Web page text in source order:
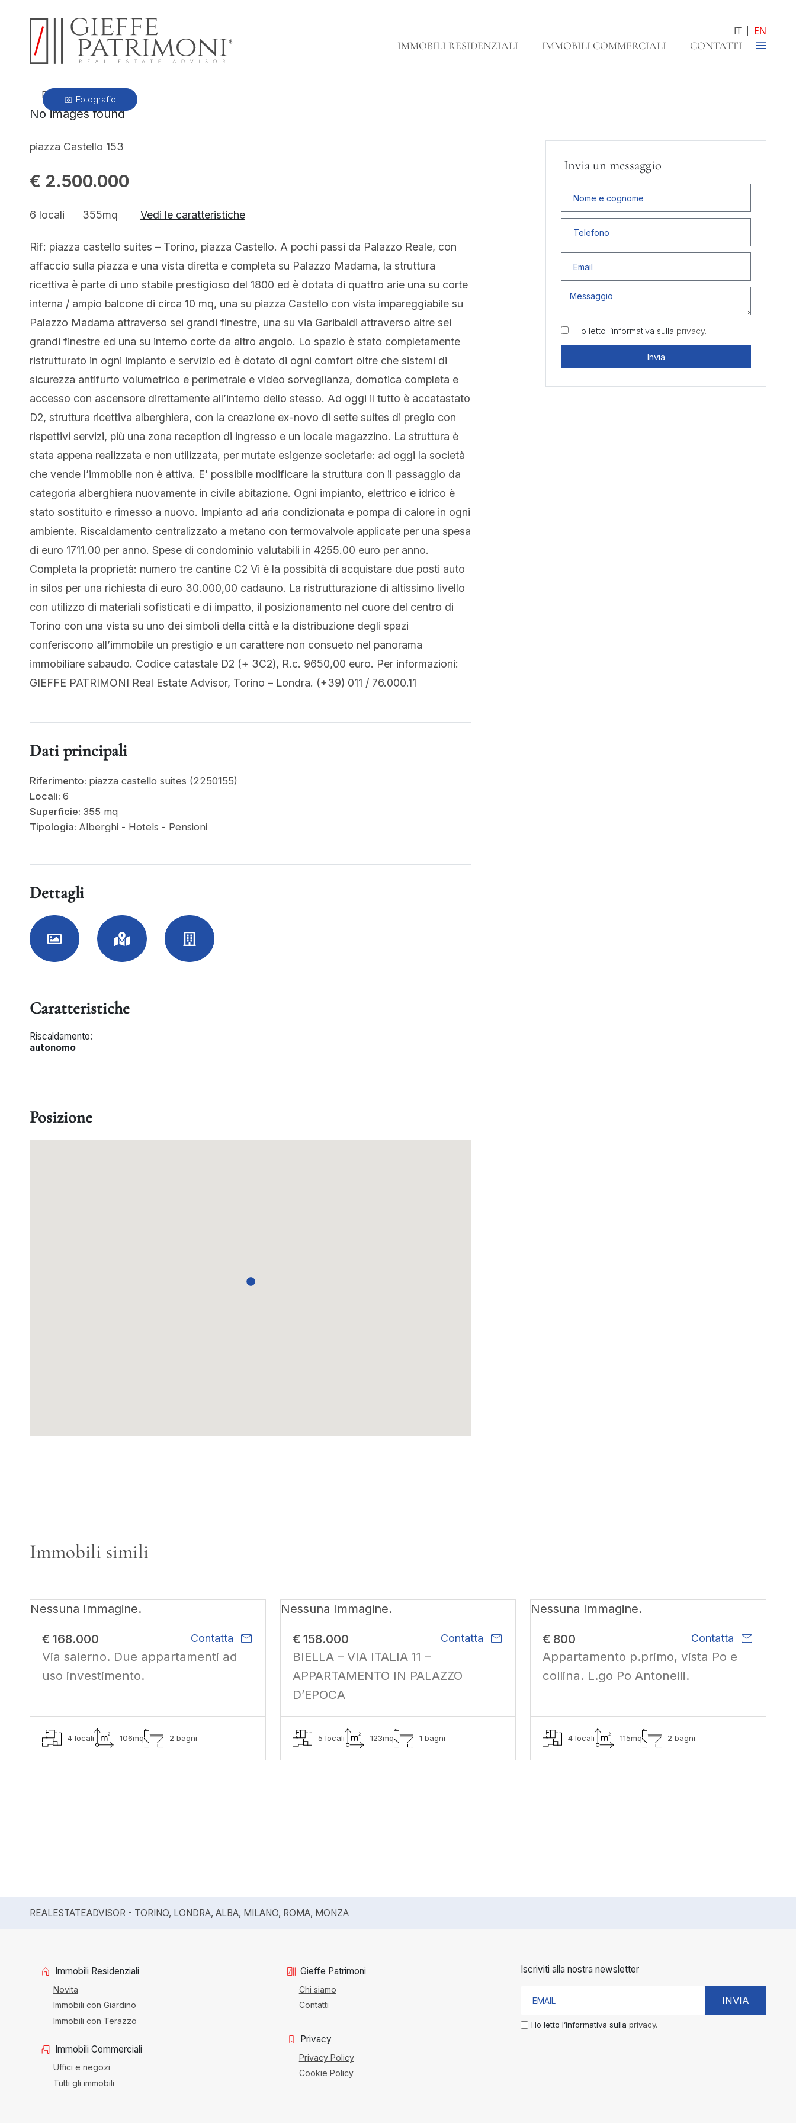
IT
EN
IMMOBILI RESIDENZIALI
IMMOBILI COMMERCIALI CONTATTI
PRECEDENTE
No images found
Fotografie
piazza Castello 153
€ 2.500.000
6 locali 355mq Vedi le caratteristiche
Rif: piazza castello suites – Torino, piazza Castello. A pochi passi da Palazzo Reale, con
affaccio sulla piazza e una vista diretta e completa su Palazzo Madama, la struttura
ricettiva è parte di uno stabile prestigioso del 1800 ed è dotata di quattro arie una su corte
interna / ampio balcone di circa 10 mq, una su piazza Castello con vista impareggiabile su
Palazzo Madama attraverso sei grandi finestre, una su via Garibaldi attraverso altre sei
grandi finestre ed una su interno corte da altro angolo. Lo spazio è stato completamente
ristrutturato in ogni impianto e servizio ed è dotato di ogni comfort oltre che sistemi di
sicurezza antifurto volumetrico e perimetrale e video sorveglianza, domotica completa e
accesso con ascensore direttamente all’interno dello stesso. Ad oggi il tutto è accatastato
D2, struttura ricettiva alberghiera, con la creazione ex-novo di sette suites di pregio con
rispettivi servizi, più una zona reception di ingresso e un locale magazzino. La struttura è
stata appena realizzata e non utilizzata, per mutate esigenze societarie: ad oggi la società
che vende l’immobile non è attiva. E’ possibile modificare la struttura con il passaggio da
categoria alberghiera nuovamente in civile abitazione. Ogni impianto, elettrico e idrico è
stato sostituito e rimesso a nuovo. Impianto ad aria condizionata e pompa di calore in ogni
ambiente. Riscaldamento centralizzato a metano con termovalvole applicate per una spesa
di euro 1711.00 per anno. Spese di condominio valutabili in 4255.00 euro per anno.
Completa la proprietà: numero tre cantine C2 Vi è la possibità di acquistare due posti auto
in silos per una richiesta di euro 30.000,00 cadauno. La ristrutturazione di altissimo livello
con utilizzo di materiali sofisticati e di impatto, il posizionamento nel cuore del centro di
Torino con una vista su uno dei simboli della città e la distribuzione degli spazi
conferiscono all’immobile un prestigio e un carattere non consueto nel panorama
immobiliare sabaudo. Codice catastale D2 (+ 3C2), R.c. 9650,00 euro. Per informazioni:
GIEFFE PATRIMONI Real Estate Advisor, Torino – Londra. (+39) 011 / 76.000.11
Dati principali
Riferimento: piazza castello suites (2250155)
Locali: 6
Superficie: 355 mq
Tipologia: Alberghi - Hotels - Pensioni
Dettagli
Caratteristiche
Riscaldamento:
autonomo
Posizione
Invia un messaggio
Ho letto l’informativa sulla privacy.
Invia
Immobili simili
Nessuna Immagine.
€ 168.000 Contatta mail
Via salerno. Due appartamenti ad
uso investimento.
4 locali 106mq 2 bagni
Nessuna Immagine.
€ 158.000 Contatta mail
BIELLA – VIA ITALIA 11 –
APPARTAMENTO IN PALAZZO
D’EPOCA
5 locali 123mq 1 bagni
Nessuna Immagine.
€ 800 Contatta mail
Appartamento p.primo, vista Po e
collina. L.go Po Antonelli.
4 locali 115mq 2 bagni
REALESTATEADVISOR - TORINO, LONDRA, ALBA, MILANO, ROMA, MONZA
Immobili Residenziali
Novita
Immobili con Giardino
Immobili con Terazzo
Immobili Commerciali
Uffici e negozi
Tutti gli immobili
Gieffe Patrimoni
Chi siamo
Contatti
Privacy
Privacy Policy
Cookie Policy
Iscriviti alla nostra newsletter
Ho letto l’informativa sullaprivacy.
INVIA